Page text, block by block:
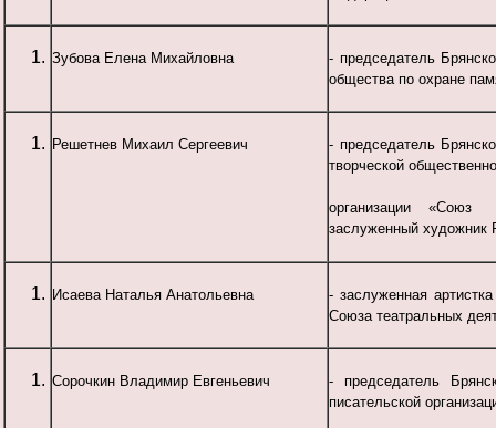
Зубова Елена Михайловна
- председатель
общества по охране
Решетнев Михаил Сергеевич
- председатель
творческой
организации
заслуженный художник
Исаева Наталья Анатольевна
- заслуженная
Союза театральных
Сорочкин Владимир Евгеньевич
- председатель
писательской